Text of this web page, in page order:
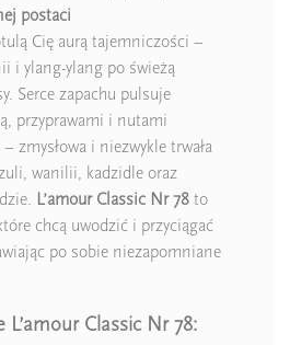
postaci
Cię aurą tajemniczości –
i ylang-ylang po świeżą
Serce zapachu pulsuje
przyprawami i nutami
zmysłowa i niezwykle trwała
wanilii, kadzidle oraz
L’amour Classic Nr 78 to
chcą uwodzić i przyciągać
po sobie niezapomniane
L’amour Classic Nr 78: